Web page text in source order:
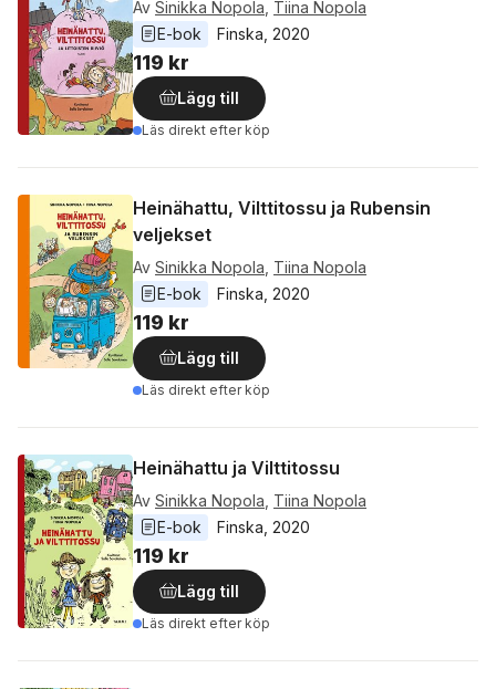
Av Sinikka Nopola Tiina Nopola
E-bok
Finska 2020
119 kr
Lägg till
Läs direkt efter köp
Heinähattu, Vilttitossu ja Rubensin
veljekset
Av Sinikka Nopola Tiina Nopola
E-bok
Finska 2020
119 kr
Lägg till
Läs direkt efter köp
Heinähattu ja Vilttitossu
Av Sinikka Nopola Tiina Nopola
E-bok
Finska 2020
119 kr
Lägg till
Läs direkt efter köp